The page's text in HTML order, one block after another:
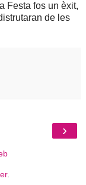
Festa fos un èxit,
de les
›
.